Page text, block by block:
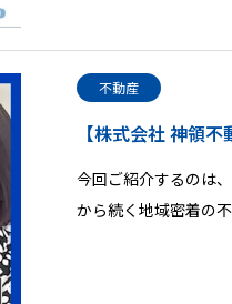
不動産
【株式会社 神領
今回ご紹介するのは
から続く地域密着の